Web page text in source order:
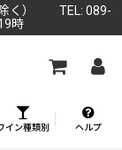
除く） TEL: 089-
時
イン種類別 ヘルプ